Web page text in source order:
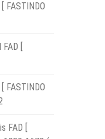
FASTINDO
[
FASTINDO
FAD [